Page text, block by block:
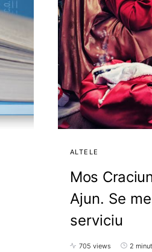
ALTELE
Mos
Ajun. Se
serviciu
705 views 2